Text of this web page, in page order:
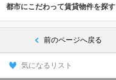
都市にこだわって賃貸物件を探す
前のページへ戻る
気になるリスト